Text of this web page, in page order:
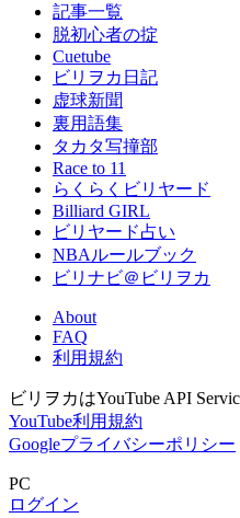
記事一覧
脱初心者の掟
Cuetube
ビリヲカ日記
虚球新聞
裏用語集
タカタ写撞部
Race to 11
らくらくビリヤード
Billiard GIRL
ビリヤード占い
NBAルールブック
ビリナビ＠ビリヲカ
About
FAQ
利用規約
ビリヲカはYouTube API
YouTube利用規約
Googleプライバシーポリシー
PC
ログイン